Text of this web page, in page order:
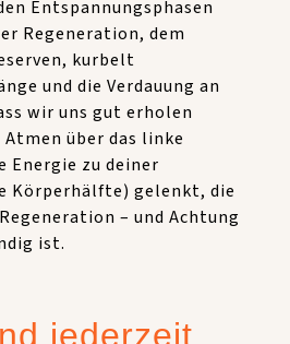
Entspannungsphasen
Regeneration, dem
kurbelt
und die Verdauung an
wir uns gut erholen
Atmen über das linke
Energie zu deiner
Körperhälfte) gelenkt, die
– und Achtung
ist.
jederzeit